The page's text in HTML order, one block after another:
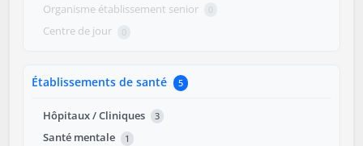
Organisme établissement senior 0
Centre de jour 0
Établissements de santé 5
Hôpitaux / Cliniques 3
Santé mentale 1